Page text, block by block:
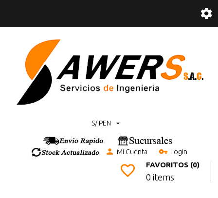
S/ PEN
Mi Cuenta Login
FAVORITOS (0)
0 items